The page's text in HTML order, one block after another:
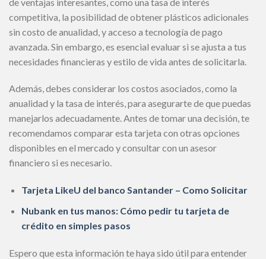
competitiva, la posibilidad de obtener plásticos adicionales
sin costo de anualidad, y acceso a tecnología de pago
avanzada. Sin embargo, es esencial evaluar si se ajusta a tus
necesidades financieras y estilo de vida antes de solicitarla.
Además, debes considerar los costos asociados, como la
anualidad y la tasa de interés, para asegurarte de que puedas
manejarlos adecuadamente. Antes de tomar una decisión, te
recomendamos comparar esta tarjeta con otras opciones
disponibles en el mercado y consultar con un asesor
financiero si es necesario.
Tarjeta LikeU del banco Santander – Como Solicitar
Nubank en tus manos: Cómo pedir tu tarjeta de
crédito en simples pasos
Espero que esta información te haya sido útil para entender